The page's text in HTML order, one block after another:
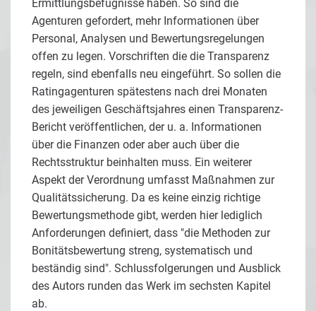
Ermittlungsbefugnisse haben. So sind die
Agenturen gefordert, mehr Informationen über
Personal, Analysen und Bewertungsregelungen
offen zu legen. Vorschriften die die Transparenz
regeln, sind ebenfalls neu eingeführt. So sollen die
Ratingagenturen spätestens nach drei Monaten
des jeweiligen Geschäftsjahres einen Transparenz-
Bericht veröffentlichen, der u. a. Informationen
über die Finanzen oder aber auch über die
Rechtsstruktur beinhalten muss. Ein weiterer
Aspekt der Verordnung umfasst Maßnahmen zur
Qualitätssicherung. Da es keine einzig richtige
Bewertungsmethode gibt, werden hier lediglich
Anforderungen definiert, dass "die Methoden zur
Bonitätsbewertung streng, systematisch und
beständig sind". Schlussfolgerungen und Ausblick
des Autors runden das Werk im sechsten Kapitel
ab.